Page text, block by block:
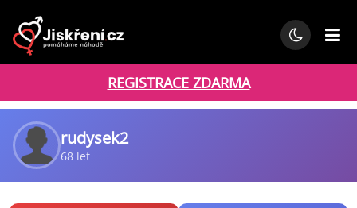
REGISTRACE ZDARMA
rudysek2
68 let